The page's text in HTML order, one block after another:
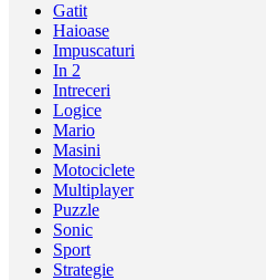
Gatit
Haioase
Impuscaturi
In 2
Intreceri
Logice
Mario
Masini
Motociclete
Multiplayer
Puzzle
Sonic
Sport
Strategie